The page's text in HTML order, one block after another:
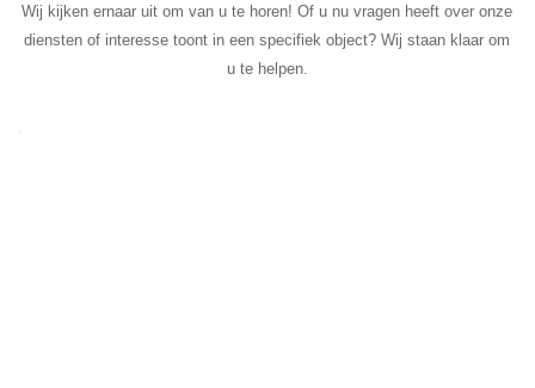
Wij kijken ernaar uit om van u te horen! Of u nu vragen heeft over onze
diensten of interesse toont in een specifiek object? Wij staan klaar om
u te helpen.